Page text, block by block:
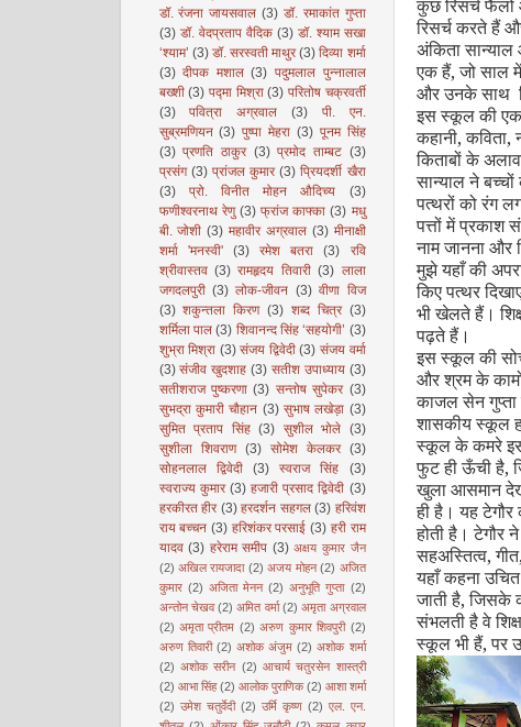
कुछ रिसर्च फैलो
रिसर्च करते हैं
अंकिता
एक हैं,जो साल
और उनके साथ
इस स्कूल की एक
कहानी,कविता,
किताबों के
सान्याल ने
पत्थरों को रंग
पत्तों में
नाम जानना और
मुझे यहाँ की
किए पत्थर
भी खेलते हैं।
पढ़ते हैं।
इस स्कूल की
और श्रम के
काजल सेन गुप्ता
शासकीय स्कूल
स्कूल के कमरे इस
फुट ही ऊँची है,
खुला आसमान
ही है। यह टेगौर
होती है। टेगौर
सहअस्तित्व,गीत
यहाँ कहना
जाती है,जिसके
संभलती है वे
स्कूल भी हैं,पर
डॉ. रंजना जायसवाल (3) डॉ. रमाकांत गुप्ता
(3) डॉ. वेदप्रताप वैदिक (3) डॉ. श्याम सखा
‘श्याम’ (3) डॉ. सरस्वती माथुर (3) दिव्या शर्मा
(3) दीपक मशाल (3) पदुमलाल पुन्नालाल
बख्शी (3) पद्मा मिश्रा (3) परितोष चक्रवर्ती
(3)
पवित्रा अग्रवाल (3)
पी. एन.
सुब्रमणियन (3) पुष्पा मेहरा (3) पूनम सिंह
(3) प्रणति ठाकुर (3) प्रमोद ताम्बट (3)
प्रसंग (3) प्रांजल कुमार (3) प्रियदर्शी खैरा
(3)
प्रो. विनीत मोहन औदिच्य
(3)
फणीश्वरनाथ रेणु (3) फ्रांज काफ्का (3) मधु
बी. जोशी (3) महावीर अग्रवाल (3) मीनाक्षी
शर्मा 'मनस्वी'
(3) रमेश बतरा (3)
रवि
श्रीवास्तव (3) रामहृदय तिवारी (3) लाला
जगदलपुरी (3) लोक-जीवन (3) वीणा विज
(3) शकुन्तला किरण (3) शब्द चित्र (3)
शर्मिला पाल (3) शिवानन्द सिंह ‘सहयोगी’ (3)
शुभ्रा मिश्रा (3) संजय द्विवेदी (3) संजय वर्मा
(3) संजीव खुदशाह (3) सतीश उपाध्याय (3)
सतीशराज पुष्करणा (3) सन्तोष सुपेकर (3)
सुभद्रा कुमारी चौहान (3) सुभाष लखेड़ा (3)
सुमित प्रताप सिंह (3) सुशील भोले (3)
सुशीला शिवराण
(3) सोमेश केलकर
(3)
सोहनलाल द्विवेदी
(3) स्वराज सिंह
(3)
स्वराज्य कुमार (3) हजारी प्रसाद द्विवेदी (3)
हरकीरत हीर (3) हरदर्शन सहगल (3) हरिवंश
राय बच्चन (3) हरिशंकर परसाई (3) हरी राम
यादव (3) हरेराम समीप (3) अक्षय कुमार जैन
(2) अखिल रायजादा (2) अजय मोहन (2) अजित
कुमार (2) अजिता मेनन (2) अनुभूति गुप्ता (2)
अन्तोन चेखव (2) अमित वर्मा (2) अमृता अग्रवाल
(2) अमृता प्रीतम (2) अरुण कुमार शिवपुरी (2)
अरुण तिवारी (2) अशोक अंजुम (2) अशोक शर्मा
(2) अशोक सरीन (2) आचार्य चतुरसेन शास्त्री
(2) आभा सिंह (2) आलोक पुराणिक (2) आशा शर्मा
(2) उमेश चतुर्वेदी (2) उर्मि कृष्ण (2) एल. एन.